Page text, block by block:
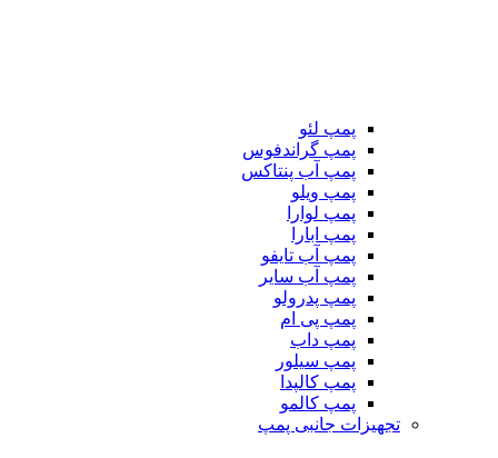
پمپ لئو
پمپ گراندفوس
پمپ آب پنتاکس
پمپ ویلو
پمپ لوارا
پمپ ابارا
پمپ آب تایفو
پمپ آب سایر
پمپ پدرولو
پمپ پی ام
پمپ داب
پمپ سیلور
پمپ کالپدا
پمپ کالمو
تجهیزات جانبی پمپ